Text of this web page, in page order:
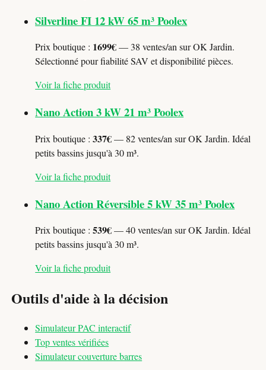
Silverline FI 12 kW 65 m³ Poolex
Prix boutique : 1699€— 38 ventes/an sur OK Jardin.
Sélectionné pour fiabilité SAV et disponibilité pièces.
Voir la fiche produit
Nano Action 3 kW 21 m³ Poolex
Prix boutique :337€— 82 ventes/an sur OK Jardin. Idéal
petits bassins jusqu'à 30 m³.
Voir la fiche produit
Nano Action Réversible 5 kW 35 m³ Poolex
Prix boutique :539€— 40 ventes/an sur OK Jardin. Idéal
petits bassins jusqu'à 30 m³.
Voir la fiche produit
Outils d'aide à la décision
Simulateur PAC interactif
Top ventes vérifiées
Simulateur couverture barres